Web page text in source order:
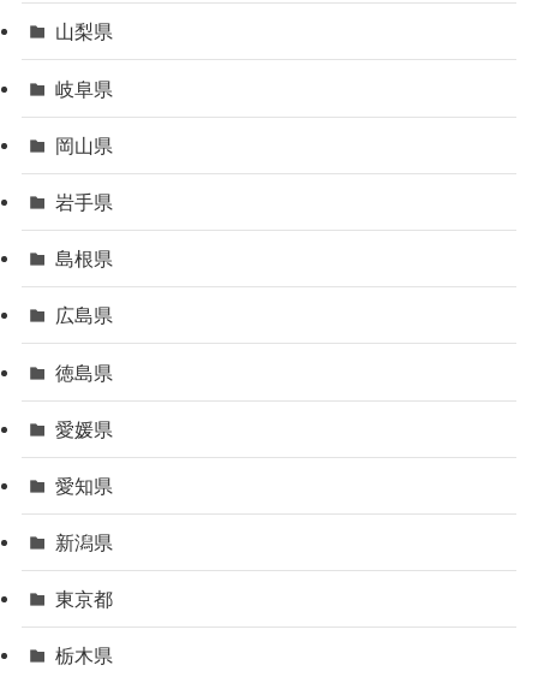
山梨県
岐阜県
岡山県
岩手県
島根県
広島県
徳島県
愛媛県
愛知県
新潟県
東京都
栃木県